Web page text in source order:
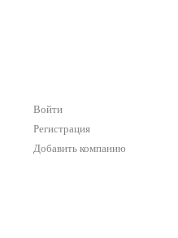
Войти
Регистрация
Добавить компанию